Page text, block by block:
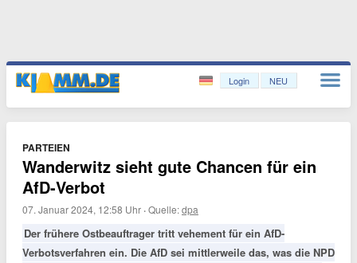
Login NEU
PARTEIEN
Wanderwitz sieht gute Chancen für ein
AfD-Verbot
07. Januar 2024, 12:58 Uhr ·Quelle:dpa
Der frühere Ostbeauftrager tritt vehement für ein AfD-
Verbotsverfahren ein. Die AfD sei mittlerweile das, was die NPD